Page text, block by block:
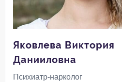
Яковлева Виктория
Данииловна
Психиатр-нарколог